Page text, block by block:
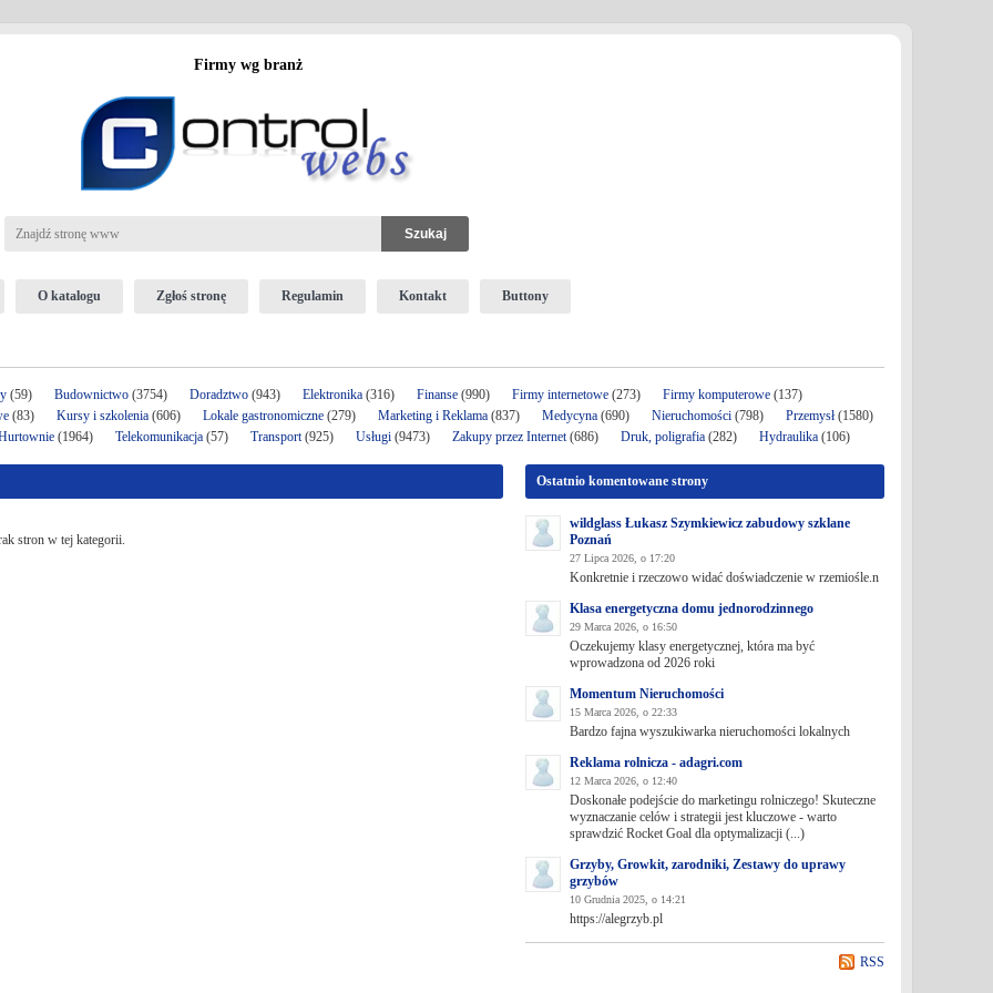
Firmy wg branż
O katalogu Zgłoś stronę Regulamin Kontakt Buttony
(59) Budownictwo (3754) Doradztwo (943) Elektronika (316) Finanse (990) Firmy internetowe (273) Firmy komputerowe (137)
(83) Kursy i szkolenia (606) Lokale gastronomiczne (279) Marketing i Reklama (837) Medycyna (690) Nieruchomości (798) Przemysł(1580)
(1964) Telekomunikacja (57) Transport(925) Usługi (9473) Zakupy przez Internet(686) Druk, poligrafia (282) Hydraulika (106)
stron w tej kategorii.
Ostatnio komentowane strony
wildglass Łukasz Szymkiewicz zabudowy szklane
Poznań
27 Lipca 2026, o 17:20
Konkretnie i rzeczowo widać doświadczenie w rzemiośle.n
Klasa energetyczna domu jednorodzinnego
29 Marca 2026, o 16:50
Oczekujemy klasy energetycznej, która ma być
wprowadzona od 2026 roki
Momentum Nieruchomości
15 Marca 2026, o 22:33
Bardzo fajna wyszukiwarka nieruchomości lokalnych
Reklama rolnicza - adagri.com
12 Marca 2026, o 12:40
Doskonałe podejście do marketingu rolniczego! Skuteczne
wyznaczanie celów i strategii jest kluczowe - warto
sprawdzić Rocket Goal dla optymalizacji (...)
Grzyby, Growkit, zarodniki, Zestawy do uprawy
grzybów
10 Grudnia 2025, o 14:21
https://alegrzyb.pl
RSS